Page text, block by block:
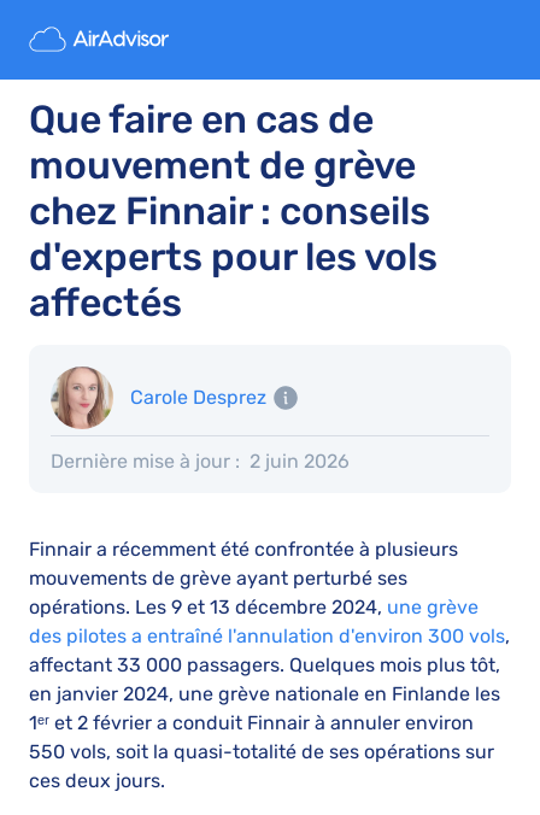
Que faire en cas de
mouvement de grève
chez Finnair : conseils
d'experts pour les vols
affectés
Carole Desprez
Dernière mise à jour : 2 juin 2026
Finnair a récemment été confrontée à plusieurs
mouvements de grève ayant perturbé ses
opérations. Les 9 et 13 décembre 2024, une grève
des pilotes a entraîné l'annulation d'environ 300 vols,
affectant 33 000 passagers. Quelques mois plus tôt,
en janvier 2024, une grève nationale en Finlande les
1ᵉʳ et 2 février a conduit Finnair à annuler environ
550 vols, soit la quasi-totalité de ses opérations sur
ces deux jours.